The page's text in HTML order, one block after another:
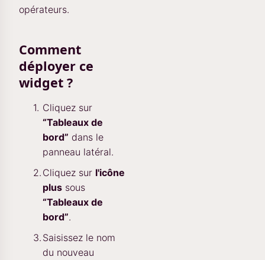
opérateurs.
Comment
déployer ce
widget ?
Cliquez sur
“Tableaux de
bord” dans le
panneau latéral.
Cliquez sur l'icône
plus sous
“Tableaux de
bord”.
Saisissez le nom
du nouveau